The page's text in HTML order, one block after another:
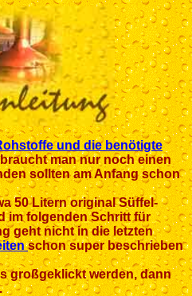
und die benötigte
man nur noch einen
sollten am Anfang schon
50 Litern original Süffel-
im folgenden Schritt für
geht nicht in die letzten
schon super beschrieben
großgeklickt werden, dann